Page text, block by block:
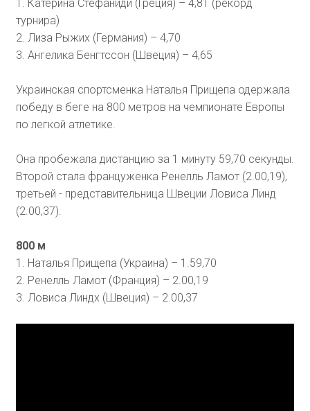
1. Катерина Стефаниди (Греция) – 4,81 (рекорд
турнира)
2. Лиза Рыжих (Германия) – 4,70
3. Ангелика Бенгтссон (Швеция) – 4,65
Украинская спортсменка Наталья Прищепа одержала
победу в беге на 800 метров на чемпионате Европы
по легкой атлетике.
Она пробежала дистанцию за 1 минуту 59,70 секунды.
Второй стала француженка Ренелль Ламот (2.00,19),
третьей - представительница Швеции Ловиса Линд
(2.00,37).
800 м
1. Наталья Прищепа (Украина) – 1.59,70
2. Ренелль Ламот (Франция) – 2.00,19
3. Ловиса Линдх (Швеция) – 2.00,37